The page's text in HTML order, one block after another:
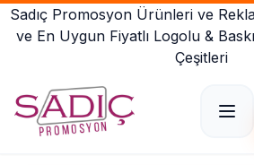
Sadıç Promosyon Ürünleri ve
ve En Uygun Fiyatlı Logolu &
Çeşitleri